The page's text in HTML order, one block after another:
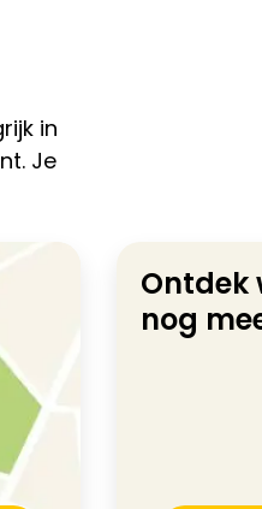
in
Je
Ontdek
nog